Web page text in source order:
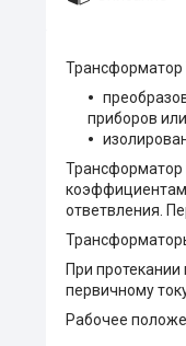
приборов
Трансформатор
ответвления.
При
первичному
Рабочее